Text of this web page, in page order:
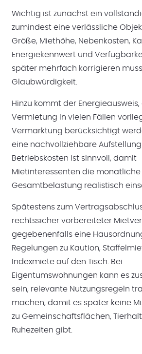
Wichtig ist zunächst ein
zumindest eine verlässliche
Größe, Miethöhe, Nebenkosten,
Energiekennwert und
später mehrfach korrigieren
Glaubwürdigkeit.
Hinzu kommt der Energieausweis,
Vermietung in vielen Fällen
Vermarktung berücksichtigt
eine nachvollziehbare
Betriebskosten ist sinnvoll, damit
Mietinteressenten die monatliche
Gesamtbelastung realistisch
Spätestens zum
rechtssicher vorbereiteter
gegebenenfalls eine
Regelungen zu Kaution,
Indexmiete auf den Tisch. Bei
Eigentumswohnungen kann es
sein, relevante Nutzungsregeln
machen, damit es später keine
zu Gemeinschaftsflächen,
Ruhezeiten gibt.